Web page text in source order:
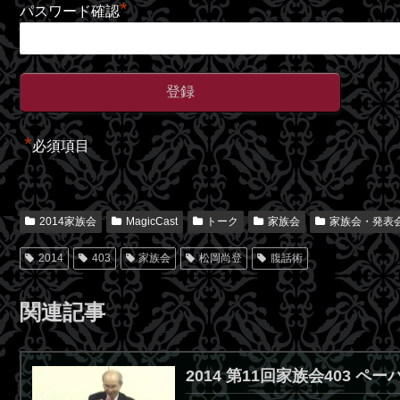
パスワード確認*
*必須項目
2014家族会 MagicCast トーク 家族会 家族会・発表
2014 403 家族会 松岡尚登 腹話術
関連記事
2014 第11回家族会403 ペー